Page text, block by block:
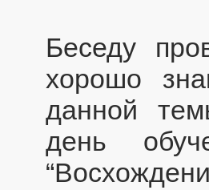
Беседу
хорошо
данной
день